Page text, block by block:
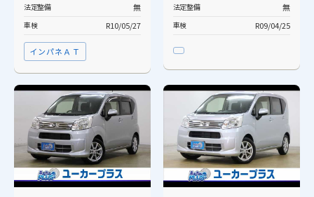
法定整備 無
車検 R10/05/27
インパネＡＴ
法定整備 無
車検 R09/04/25